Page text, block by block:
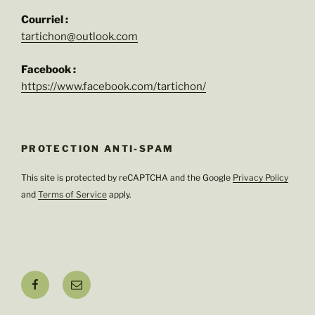
Courriel :
tartichon@outlook.com
Facebook :
https://www.facebook.com/tartichon/
PROTECTION ANTI-SPAM
This site is protected by reCAPTCHA and the Google Privacy Policy
and Terms of Service apply.
Facebook
E-
mail